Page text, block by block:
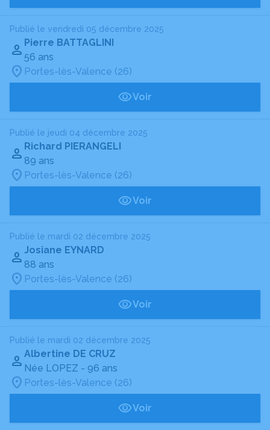
Publié le vendredi 05 décembre 2025
Pierre BATTAGLINI
56 ans
Portes-lès-Valence (26)
Voir
Publié le jeudi 04 décembre 2025
Richard PIERANGELI
89 ans
Portes-lès-Valence (26)
Voir
Publié le mardi 02 décembre 2025
Josiane EYNARD
88 ans
Portes-lès-Valence (26)
Voir
Publié le mardi 02 décembre 2025
Albertine DE CRUZ
Née LOPEZ - 96 ans
Portes-lès-Valence (26)
Voir